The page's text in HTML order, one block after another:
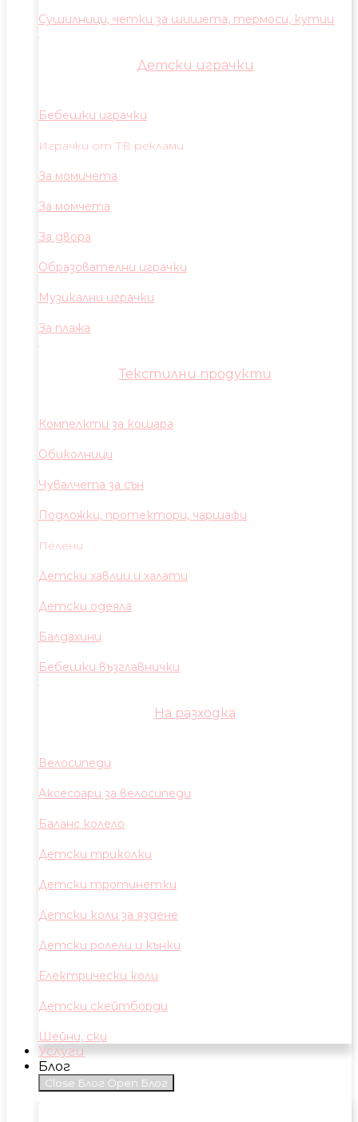
Сушилници, четки за шишета, термоси, кутии
Детски играчки
Бебешки играчки
Играчки от ТВ реклами
За момичета
За момчета
За двора
Образователни играчки
Музикални играчки
За плажа
Текстилни продукти
Компелкти за кошара
Обиколници
Чувалчета за сън
Подложки, протектори, чаршафи
Пелени
Детски хавлии и халати
Детски одеяла
Балдахини
Бебешки възглавнички
На разходка
Велосипеди
Аксесоари за велосипеди
Баланс колело
Детски триколки
Детски тротинетки
Детски коли за яздене
Детски ролели и кънки
Електрически коли
Детски скейтборди
Шейни, ски
Услуги
Блог
Close Блог Open Блог